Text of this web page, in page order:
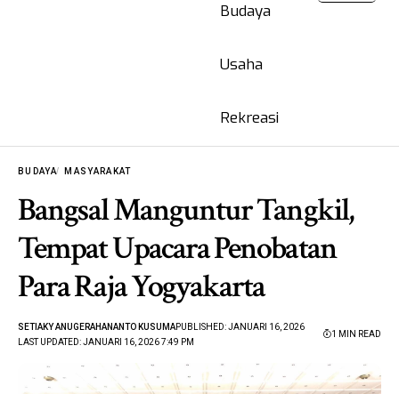
Budaya
Usaha
Rekreasi
BUDAYA MASYARAKAT
Bangsal Manguntur Tangkil,
Tempat Upacara Penobatan
Para Raja Yogyakarta
LAST UPDATED: JANUARI 16, 2026 7:49 PM
SETIAKY ANUGERAHANANTO KUSUMAPUBLISHED: JANUARI 16, 2026
1 MIN READ